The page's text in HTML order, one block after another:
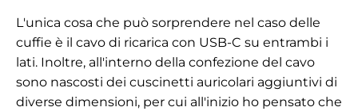
L'unica cosa che può sorprendere nel caso delle
cuffie è il cavo di ricarica con USB-C su entrambi i
lati. Inoltre, all'interno della confezione del cavo
sono nascosti dei cuscinetti auricolari aggiuntivi di
diverse dimensioni, per cui all'inizio ho pensato che